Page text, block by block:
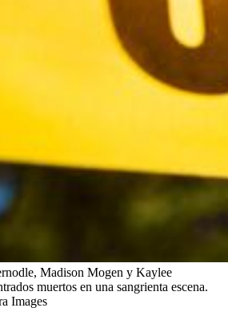
Madison Mogen y Kaylee
muertos en una sangrienta escena.
Images